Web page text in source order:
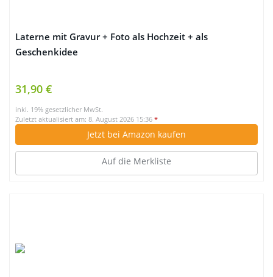
Laterne mit Gravur + Foto als Hochzeit + als
Geschenkidee
31,90 €
inkl. 19% gesetzlicher MwSt.
Zuletzt aktualisiert am: 8. August 2026 15:36 *
Jetzt bei Amazon kaufen
Auf die Merkliste